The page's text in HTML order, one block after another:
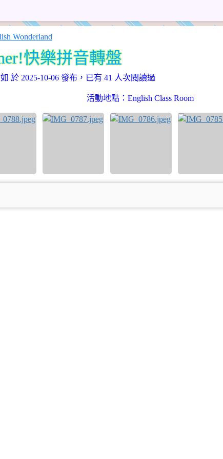
113 學年度 克萊薾的英語教室 English Wonderland
快樂拼音轉盤
於 2025-10-06 發布，已有 41 人次閱讀過
活動地點：English Class Room